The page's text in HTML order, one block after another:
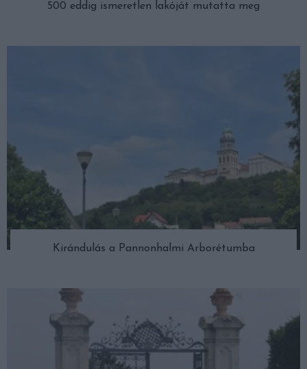
500 eddig ismeretlen lakóját mutatta meg
Kirándulás a Pannonhalmi Arborétumba